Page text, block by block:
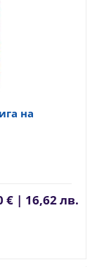
на
€ | 16,62 лв.